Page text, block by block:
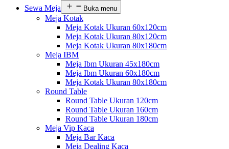
Sewa Meja
Buka menu
Meja Kotak
Meja Kotak Ukuran 60x120cm
Meja Kotak Ukuran 80x120cm
Meja Kotak Ukuran 80x180cm
Meja IBM
Meja Ibm Ukuran 45x180cm
Meja Ibm Ukuran 60x180cm
Meja Kotak Ukuran 80x180cm
Round Table
Round Table Ukuran 120cm
Round Table Ukuran 160cm
Round Table Ukuran 180cm
Meja Vip Kaca
Meja Bar Kaca
Meja Dealing Kaca